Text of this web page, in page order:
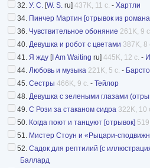
32. У. С. [W. S. ru] 437K, 11 с. - Хартли
34. Пинчер Мартин [отрывок из
36. Чувствительное обоняние 261K, 9
40. Девушка и робот с цветами 387K, 8
41. Я жду [I Am Waiting ru] 445K, 12 с. -
44. Любовь и музыка 221K, 5 с. -
45. Сестры 466K, 9 с. - Тейлор
48. Девушка с зелеными глазами
49. С Рози за стаканом сидра 322K, 10
50. Когда поют и танцуют [отрывок]
51. Мистер Стоун и «Рыцари-
52. Садок для рептилий [с
Баллард